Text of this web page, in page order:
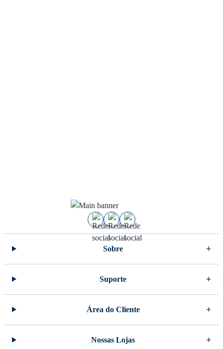
Sobre
Suporte
Área do Cliente
Nossas Lojas